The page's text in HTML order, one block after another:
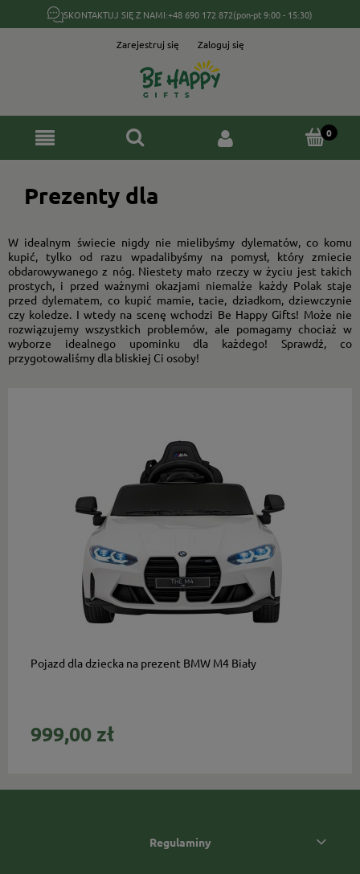
SKONTAKTUJ SIĘ Z NAMI:+48 690 172 872(pon-pt 9:00 - 15:30)
Zarejestruj się Zaloguj się
Prezenty dla
W idealnym świecie nigdy nie mielibyśmy dylematów, co komu
kupić, tylko od razu wpadalibyśmy na pomysł, który zmiecie
obdarowywanego z nóg. Niestety mało rzeczy w życiu jest takich
prostych, i przed ważnymi okazjami niemalże każdy Polak staje
przed dylematem, co kupić mamie, tacie, dziadkom, dziewczynie
czy koledze. I wtedy na scenę wchodzi Be Happy Gifts! Może nie
rozwiązujemy wszystkich problemów, ale pomagamy chociaż w
wyborze idealnego upominku dla każdego! Sprawdź, co
przygotowaliśmy dla bliskiej Ci osoby!
Pojazd dla dziecka na prezent BMW M4 Biały
999,00 zł
do koszyka
Regulaminy